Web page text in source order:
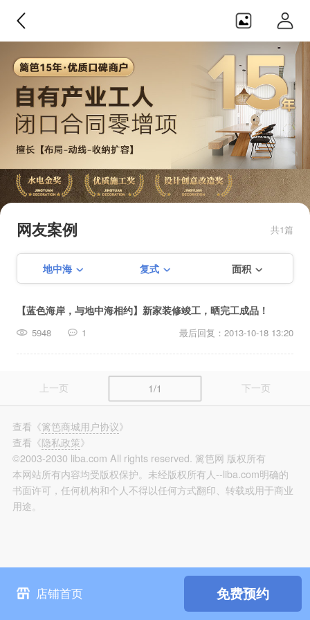
【闭口0增项】【产业化工人】【隐
工比拼金奖】【创意改造奖】【赠
季建平+第三方全程监理双重保障】
【私人订制设计】
网友案例 共1篇
地中海 复式 面积
【蓝色海岸，与地中海相约】新家装修竣工，晒完工成品！
5948 1 最后回复：2013-10-18 13:20
上一页 1/1 下一页
店铺首页 免费预约
查看 《篱笆商城用户协议》
查看 《隐私政策》
©2003-2030 liba.com All rights reserved. 篱笆网 版权所有
本网站所有内容均受版权保护。未经版权所有人--liba.com明确的
书面许可，任何机构和个人不得以任何方式翻印、转载或用于商业
用途。